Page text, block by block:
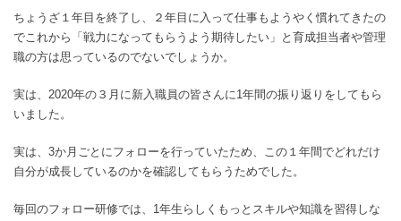
ちょうざ１年目を終了し、２年目に入って仕事もようやく慣れてきたの
でこれから「戦力になってもらうよう期待したい」と育成担当者や管理
職の方は思っているのでないでしょうか。
実は、2020年の３月に新入職員の皆さんに1年間の振り返りをしてもら
いました。
実は、3か月ごとにフォローを行っていたため、この１年間でどれだけ
自分が成長しているのかを確認してもらうためでした。
毎回のフォロー研修では、1年生らしくもっとスキルや知識を習得しな